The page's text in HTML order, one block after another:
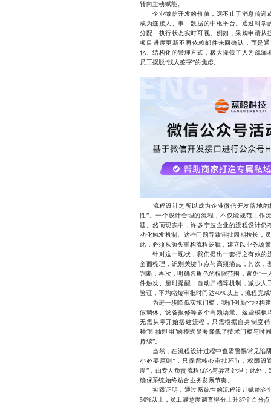
转向主动赋能。
企业微信开发的价值，远不止于消息传递
成为连接人、事、数据的中枢平台。通过科
分配、执行状态实时可视。例如，采购申请
项目进度更新不再依赖邮件来回确认，而是
化、结构化的管理方式，极大降低了人为疏
员工摆脱“找人签字”的焦虑。
流程设计之所以成为企业微信开发落地的
性”。一个设计合理的流程，不仅能规范工作
题。然而现实中，许多宁波企业的流程设计
动化触发机制。这些问题导致审批周期拉长，
此，必须从源头重构流程逻辑，建立以业务场
针对这一现状，我们提出一套行之有效的
全面梳理，识别关键节点与高频痛点；其次
判断；再次，明确各角色的权限范围，避免“
件触发、超时提醒、自动归档等机制，减少
验证，平均缩短审批时间达40%以上，流程完
为进一步降低实施门槛，我们创新性地构建
假调休、设备报修等多个高频场景。这些模
无需从零开始搭建流程，只需根据自身制度
种“即插即用”的模式显著降低了技术门槛与时
持续”。
当然，在流程设计过程中也需警惕常见陷阱
小必要原则”，只保留核心审批环节；权限设
度”，由专人负责流程优化与异常处理；此外
确保系统始终贴合业务发展节奏。
实践证明，通过系统性的流程设计赋能企
50%以上，员工满意度调查得分上升37个百分